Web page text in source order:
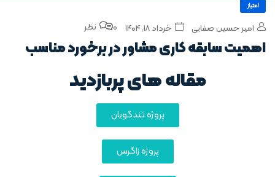
امتیاز
امیر حسین صفایی خرداد ۱۸, ۱۴۰۴ 0 نظر
اهمیت سابقه کاری مشاور در برخورد مناسب
مقاله های پربازدید
پروژه تندگویان
پروژه زاگرس